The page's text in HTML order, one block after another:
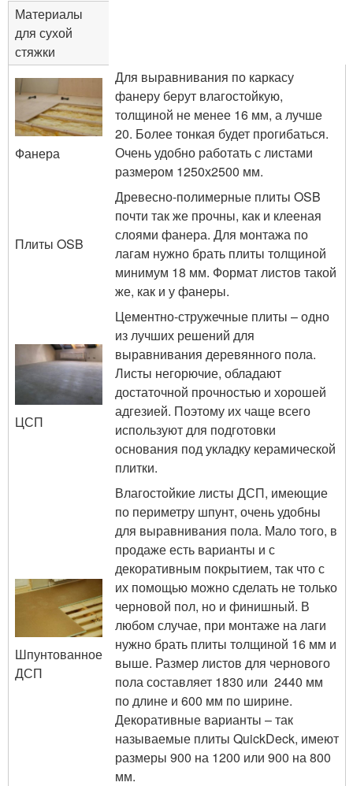
Материалы
для сухой
стяжки
Фанера
Для выравнивания по каркасу
фанеру берут влагостойкую,
толщиной не менее 16 мм, а лучше
20. Более тонкая будет прогибаться.
Очень удобно работать с листами
размером 1250х2500 мм.
Плиты OSB
Древесно-полимерные плиты OSB
почти так же прочны, как и клееная
слоями фанера. Для монтажа по
лагам нужно брать плиты толщиной
минимум 18 мм. Формат листов такой
же, как и у фанеры.
ЦСП
Цементно-стружечные плиты – одно
из лучших решений для
выравнивания деревянного пола.
Листы негорючие, обладают
достаточной прочностью и хорошей
адгезией. Поэтому их чаще всего
используют для подготовки
основания под укладку керамической
плитки.
Шпунтованное
ДСП
Влагостойкие листы ДСП, имеющие
по периметру шпунт, очень удобны
для выравнивания пола. Мало того, в
продаже есть варианты и с
декоративным покрытием, так что с
их помощью можно сделать не только
черновой пол, но и финишный. В
любом случае, при монтаже на лаги
нужно брать плиты толщиной 16 мм и
выше. Размер листов для чернового
пола составляет 1830 или 2440 мм
по длине и 600 мм по ширине.
Декоративные варианты – так
называемые плиты QuickDeck, имеют
размеры 900 на 1200 или 900 на 800
мм.